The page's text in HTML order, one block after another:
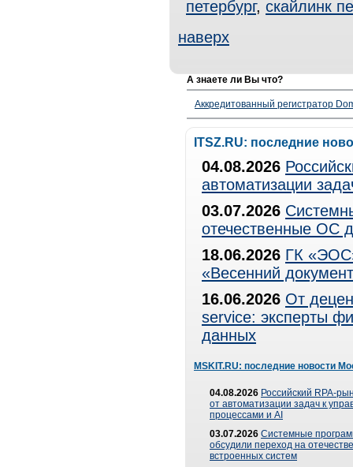
петербург, скайлинк
наверх
А знаете ли Вы что?
Аккредитованный регистратор
ITSZ.RU: последние
04.08.2026
автоматизации
03.07.2026
отечественные ОС
18.06.2026 ГК
«Весенний
16.06.2026 От
service: эксперты
данных
MSKIT.RU: последние новости
04.08.2026 Российский RPA-
от автоматизации задач к
процессами и AI
03.07.2026 Системные
обсудили переход на
встроенных систем